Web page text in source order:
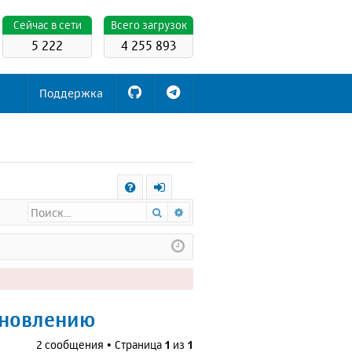
Всего загрузок
4 255 893
Cейчас в сети
5 222
Поддержка
Q
х
о
д
Поиск
2 сообщения • Страница 1 из 1